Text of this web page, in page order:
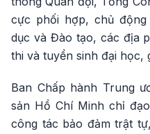
cực phối hợp, chủ động
dục và Đào tạo, các địa
thi và tuyển sinh đại học,
Ban Chấp hành Trung
sản Hồ Chí Minh chỉ
công tác bảo đảm trật